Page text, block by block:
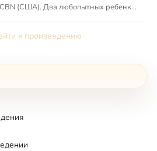
(США). Два любопытных ребенка
к произведению